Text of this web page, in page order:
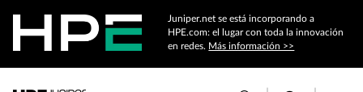
Juniper.net se está incorporando a
HPE.com: el lugar con toda la innovación
en redes. Más información >>